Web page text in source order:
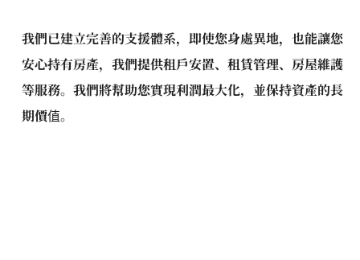
我們已建立完善的支援體系，即使您身處異地，也能讓您
安心持有房產，我們提供租戶安置、租賃管理、房屋維護
等服務。我們將幫助您實現利潤最大化，並保持資產的長
期價值。